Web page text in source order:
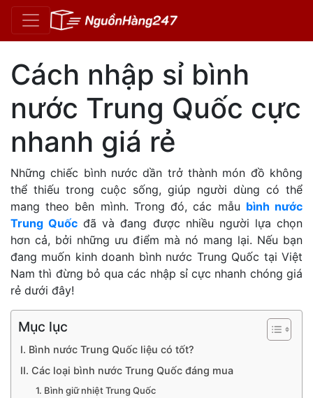
Cách nhập sỉ bình
nước Trung Quốc cực
nhanh giá rẻ
Những chiếc bình nước dần trở thành món đồ không
thể thiếu trong cuộc sống, giúp người dùng có thể
mang theo bên mình. Trong đó, các mẫu bình nước
Trung Quốc đã và đang được nhiều người lựa chọn
hơn cả, bởi những ưu điểm mà nó mang lại. Nếu bạn
đang muốn kinh doanh bình nước Trung Quốc tại Việt
Nam thì đừng bỏ qua các nhập sỉ cực nhanh chóng giá
rẻ dưới đây!
Mục lục
I. Bình nước Trung Quốc liệu có tốt?
II. Các loại bình nước Trung Quốc đáng mua
1. Bình giữ nhiệt Trung Quốc